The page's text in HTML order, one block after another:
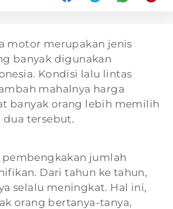
motor merupakan jenis
banyak digunakan
Kondisi lalu lintas
mahalnya harga
banyak orang lebih memilih
dua tersebut.
pembengkakan jumlah
Dari tahun ke tahun,
selalu meningkat. Hal ini,
orang bertanya-tanya,